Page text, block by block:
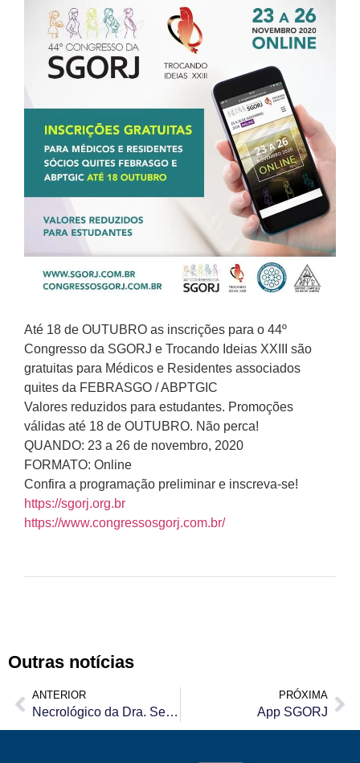
Até 18 de OUTUBRO as inscrições para o 44º
Congresso da SGORJ e Trocando Ideias XXIII são
gratuitas para Médicos e Residentes associados
quites da FEBRASGO / ABPTGIC
Valores reduzidos para estudantes. Promoções
válidas até 18 de OUTUBRO. Não perca!
QUANDO: 23 a 26 de novembro, 2020
FORMATO: Online
Confira a programação preliminar e inscreva-se!
https://sgorj.org.br
https://www.congressosgorj.com.br/
Outras notícias
ANTERIOR
Necrológico da Dra. Semida Cauduto
PRÓXIMA
App SGORJ